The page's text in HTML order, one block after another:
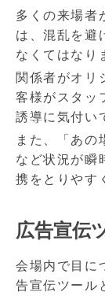
多くの来場者
は、混乱を避
なくてはなり
関係者がオリ
客様がスタッ
誘導に気付い
また、「あの
など状況が瞬
携をとりやす
広告宣伝
会場内で目に
告宣伝ツール